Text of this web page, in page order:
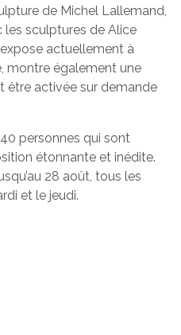
de Michel Lallemand,
les sculptures de Alice
actuellement à
montre également une
être activée sur demande
personnes qui sont
étonnante et inédite.
28 août, tous les
et le jeudi.